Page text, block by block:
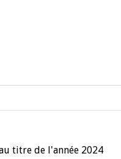
titre de l'année 2024